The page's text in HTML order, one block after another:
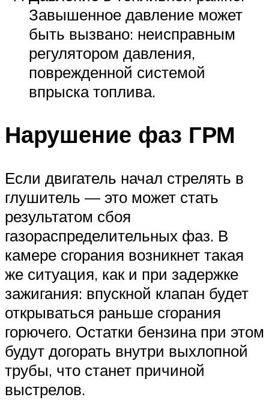
Завышенное давление может
быть вызвано: неисправным
регулятором давления,
поврежденной системой
впрыска топлива.
Нарушение фаз ГРМ
Если двигатель начал стрелять в
глушитель — это может стать
результатом сбоя
газораспределительных фаз. В
камере сгорания возникнет такая
же ситуация, как и при задержке
зажигания: впускной клапан будет
открываться раньше сгорания
горючего. Остатки бензина при этом
будут догорать внутри выхлопной
трубы, что станет причиной
выстрелов.